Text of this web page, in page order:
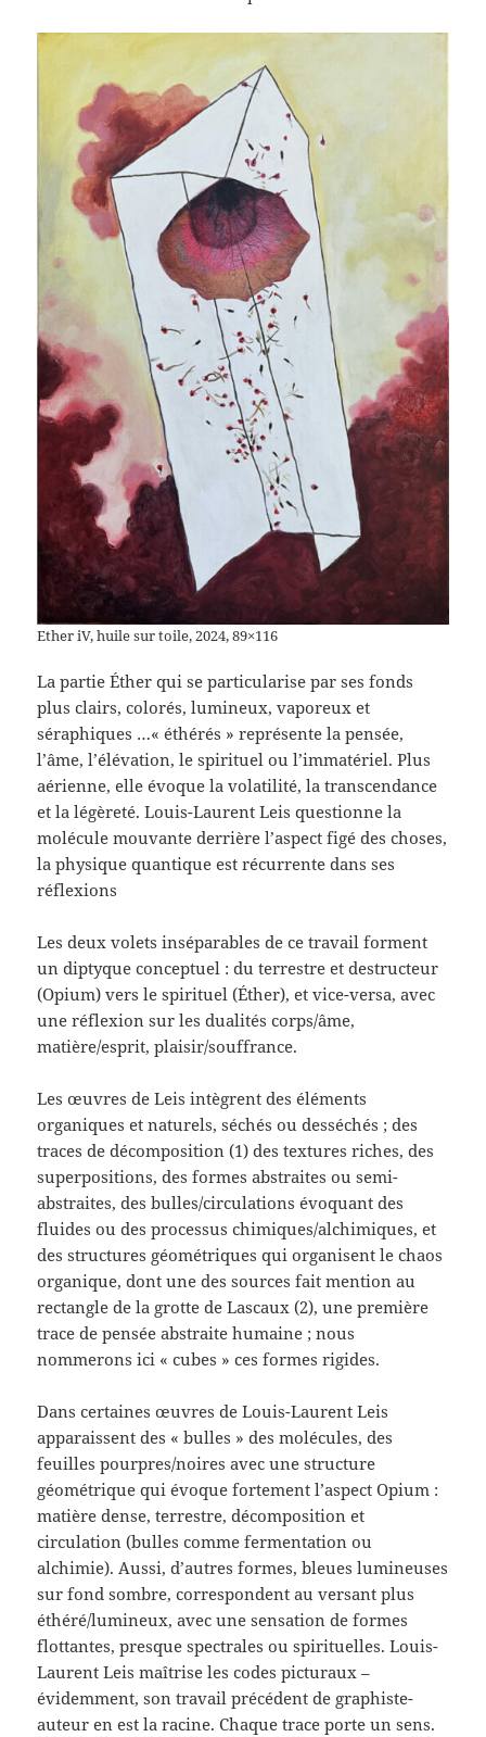
Ether iV, huile sur toile, 2024, 89×116
La partie Éther qui se particularise par ses fonds
plus clairs, colorés, lumineux, vaporeux et
séraphiques …« éthérés » représente la pensée,
l’âme, l’élévation, le spirituel ou l’immatériel. Plus
aérienne, elle évoque la volatilité, la transcendance
et la légèreté. Louis-Laurent Leis questionne la
molécule mouvante derrière l’aspect figé des choses,
la physique quantique est récurrente dans ses
réflexions
Les deux volets inséparables de ce travail forment
un diptyque conceptuel : du terrestre et destructeur
(Opium) vers le spirituel (Éther), et vice-versa, avec
une réflexion sur les dualités corps/âme,
matière/esprit, plaisir/souffrance.
Les œuvres de Leis intègrent des éléments
organiques et naturels, séchés ou desséchés ; des
traces de décomposition (1) des textures riches, des
superpositions, des formes abstraites ou semi-
abstraites, des bulles/circulations évoquant des
fluides ou des processus chimiques/alchimiques, et
des structures géométriques qui organisent le chaos
organique, dont une des sources fait mention au
rectangle de la grotte de Lascaux (2), une première
trace de pensée abstraite humaine ; nous
nommerons ici « cubes » ces formes rigides.
Dans certaines œuvres de Louis-Laurent Leis
apparaissent des « bulles » des molécules, des
feuilles pourpres/noires avec une structure
géométrique qui évoque fortement l’aspect Opium :
matière dense, terrestre, décomposition et
circulation (bulles comme fermentation ou
alchimie). Aussi, d’autres formes, bleues lumineuses
sur fond sombre, correspondent au versant plus
éthéré/lumineux, avec une sensation de formes
flottantes, presque spectrales ou spirituelles. Louis-
Laurent Leis maîtrise les codes picturaux –
évidemment, son travail précédent de graphiste-
auteur en est la racine. Chaque trace porte un sens.